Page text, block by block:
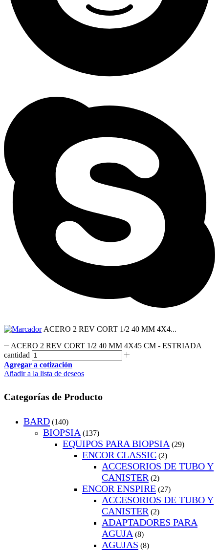
ACERO 2 REV CORT 1/2 40 MM 4X4...
ACERO 2 REV CORT 1/2 40 MM 4X45 CM - ESTRIADA
cantidad
Agregar a cotización
Añadir a la lista de deseos
Categorías de Producto
BARD (140)
BIOPSIA (137)
EQUIPOS PARA BIOPSIA (29)
ENCOR CLASSIC (2)
ACCESORIOS DE TUBO Y
CANISTER (2)
ENCOR ENSPIRE (27)
ACCESORIOS DE TUBO Y
CANISTER (2)
ADAPTADORES PARA
AGUJA (8)
AGUJAS (8)